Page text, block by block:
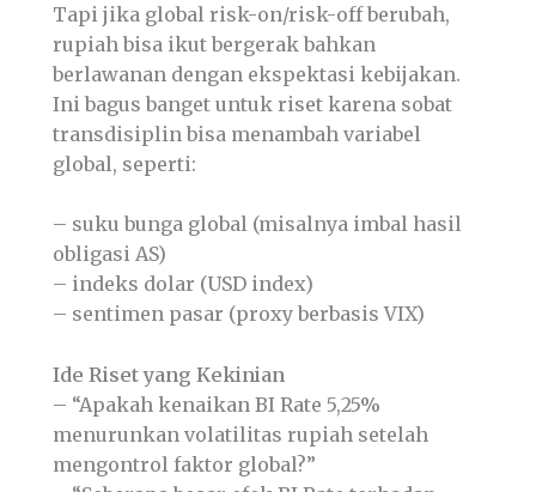
Tapi jika global risk-on/risk-off berubah,
rupiah bisa ikut bergerak bahkan
berlawanan dengan ekspektasi kebijakan.
Ini bagus banget untuk riset karena sobat
transdisiplin bisa menambah variabel
global, seperti:
– suku bunga global (misalnya imbal hasil
obligasi AS)
– indeks dolar (USD index)
– sentimen pasar (proxy berbasis VIX)
Ide Riset yang Kekinian
– “Apakah kenaikan BI Rate 5,25%
menurunkan volatilitas rupiah setelah
mengontrol faktor global?”